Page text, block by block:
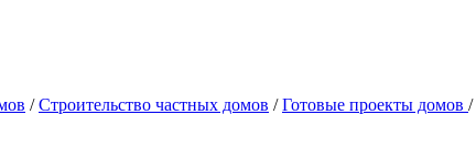
/Строительство частных домов /Готовые проекты домов /